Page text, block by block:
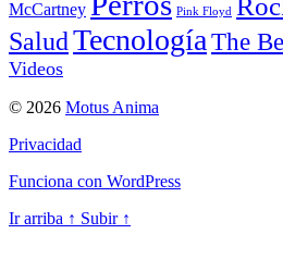
McCartney
Pink Floyd
SaludTecnología The
Videos
© 2026 Motus Anima
Privacidad
Funciona con WordPress
Ir arriba ↑ Subir ↑